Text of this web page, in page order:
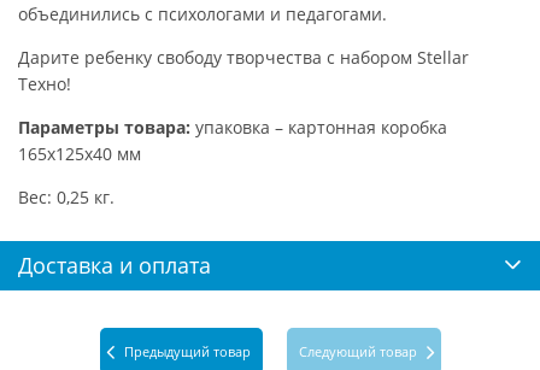
объединились с психологами и педагогами.
Дарите ребенку свободу творчества с набором Stellar
Техно!
Параметры товара: упаковка – картонная коробка
165х125х40 мм
Вес: 0,25 кг.
Доставка и оплата
Предыдущий товар Следующий товар